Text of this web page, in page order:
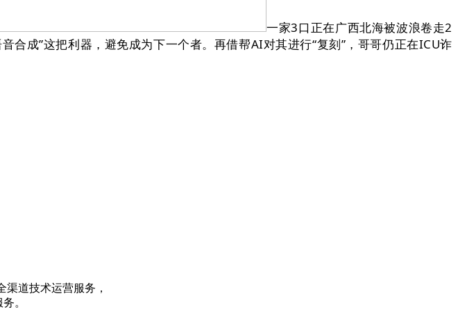
一家3口正在广西北海被波浪卷走2
成”这把利器，避免成为下一个者。再借帮AI对其进行“复刻”，哥哥仍正在ICU诈
道技术运营服务，
。